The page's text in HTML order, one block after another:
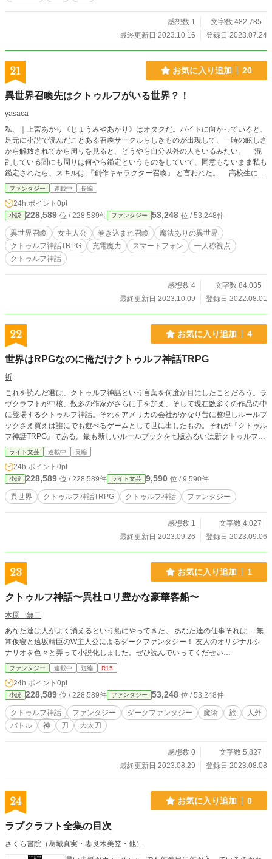
感想数 1
文字数 482,785
最終更新日 2023.10.16
登録日 2023.07.24
21 お気に入り追加 20
異世界召喚先はクトゥルフがいる世界？！
yasaca
私、｜上宮あかり《じょうみやあかり》はオタクだ。バイトに向かっていると、
足元に小説で読んだことある召喚サークルらしきものが出現して、一時の眩しさ
から解放されてから周りを見ると、どうやら自分以外の人もいるみたい。 混
乱している間にも周りは何やら鑑定というものをしていて、同意もないまま私も
鑑定されたら、スキルは 『創作キャラクター召喚』 と言われた。 高校生に笑
われ、恥ずかしさで思わず外に出ていき、無我夢中で森の中で｜彷徨《さまよ》
っていると目の前には大きな熊が出てきて絶体絶命の危機に。 何も出来ずに終
わると思ったら、何者かに助けられた？ クトゥルフ知らないよって方にも読
めるように書いております。 ※こちらのキャラクターのステータスは、クト
ゥルフ神話TRPG第６版のルールを土台にしてお話を進めています。間違いなど
ありましたらお知らせください
ファンタジー 連載中 長編
24h.ポイント 0pt
小説 228,589 位 / 228,589件 ファンタジー 53,248 位 / 53,248件
異世界召喚 女主人公 巻き込まれ召喚
魔法ありの異世界
クトゥルフ神話TRPG
充電魔力 スマートフォン
一人称視点
クトゥルフ神話
感想数 4
文字数 84,035
最終更新日 2023.10.09
登録日 2022.08.01
22 お気に入り追加 4
世界はRPGなのに俺だけクトゥルフ神話TRPG
祈
これを読んだ君は、クトゥルフ神話という言葉を何度か目にしたことだろう。ラ
ヴクラフトが中核、数多の作家がさらに手を加え、そして現在数多くの作品の中
に登場するクトゥルフ神話。それをアメリカの会社がかなり昔に整理しルールブ
ックさえ買えば誰にでも遊べるゲームとして世に出したもの。それが『クトゥル
フ神話TRPG』である。最も新しいルールブックを七版あるいは新クトゥルフ神
話TRPGと呼ぶならば、これは六版————クトゥルフ神話TRPGである。 なお
これは見切り発車自分が読みたいだけアウトライン白紙の三拍子のためどう転ぶ
か分かりません。
ライト文芸 連載中 長編
24h.ポイント 0pt
小説 228,589 位 / 228,589件 ライト文芸 9,590 位 / 9,590件
異世界 クトゥルフ神話TRPG クトゥルフ神話 ファンタジー
感想数 1
文字数 4,027
最終更新日 2023.09.26
登録日 2023.09.06
23 お気に入り追加 1
クトゥルフ神話〜異杜ロリ豊かな豪華客船〜
木原 無二
あなた達は人がよく消えるという船にやってきた。 あなた達の仕事それは… 無
常仮寝と遠坂晴臣のW主人公によるダークファンタジー！ 友人のオリジナルシ
ナリオを色々と弄って小説化しました。ぜひ読んでいってくだせい…
ファンタジー 連載中 短編 R15
24h.ポイント 0pt
小説 228,589 位 / 228,589件 ファンタジー 53,248 位 / 53,248件
クトゥルフ神話 ファンタジー ダークファンタジー 魔術 旅
人外
バトル
神 刀 大太刀
感想数 0
文字数 5,827
最終更新日 2023.08.29
登録日 2023.08.08
24 お気に入り追加 0
ラブクラフト全集の目次
さくら書院（葛城真実・妻良木美笠・他）